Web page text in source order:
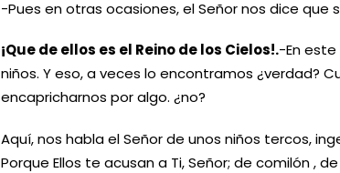
-Pues en otras ocasiones, el Señor nos dice que
¡Que de ellos es el Reino de los Cielos!.-En
niños. Y eso, a veces lo encontramos ¿verdad?
encapricharnos por algo. ¿no?
Aquí, nos habla el Señor de unos niños tercos,
Porque Ellos te acusan a Ti, Señor; de comilón ,